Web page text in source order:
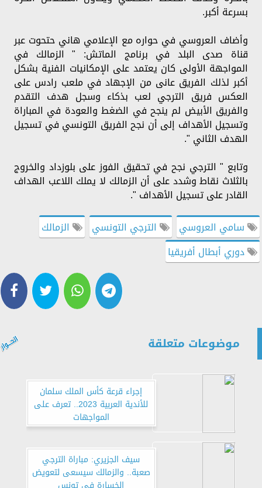
بسرعة أكبر.
وأضاف العروسي في حواره مع الإعلامي هاني حتحوت عبر
قناة صدى البلد في برنامج الماتش: " الزمالك في
المواجهة الأولى كان يعتمد على الإمكانيات الفنية بشكل
أكبر لذلك الفريق عانى من الإجهاد في ملعب رادس على
العكس فريق الترجي لعب بذكاء وسجل هدف التقدم
والفريق الأبيض لم ينجح في الضغط والعودة في المباراة
وتسجيل الأهداف إلى أن نجح الفريق التونسي في تسجيل
الهدف الثاني ".
وتابع " الترجي نجح في تحقيق الفوز على بلوزداد والخروج
بالثلاث نقاط وشدد على أن الزمالك لا يملك اللاعب الهداف
القادر على تسجيل الأهداف ".
سامي العروسي
الترجي التونسي
الزمالك
دوري أبطال أفريقيا
موضوعات متعلقة
إجراء قرعة كأس الملك سلمان
للأندية العربية 2023.. تعرف على
المواجهات
سيف الجزيري: مباراة الترجي
صعبة.. والزمالك سيسعى لتعويض